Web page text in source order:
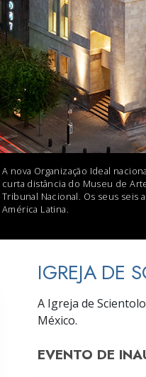
O que é a Grandeza?
A nova Organização Ideal
curta distância do Museu de
Tribunal Nacional. Os seus seis
América Latina.
IGREJA DE
A Igreja de
México.
EVENTO DE